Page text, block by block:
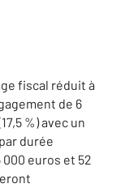
fiscal réduit à
de 6
%) avec un
durée
000 euros et 52